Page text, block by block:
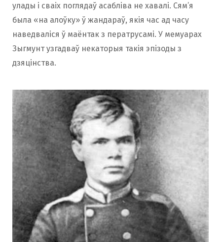
улады і сваіх поглядаў асабліва не хавалі. Сям’я
была «на алоўку» ў жандараў, якія час ад часу
наведваліся ў маёнтак з ператрусамі. У мемуарах
Зыгмунт узгадваў некаторыя такія эпізоды з
дзяцінства.